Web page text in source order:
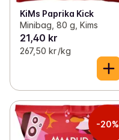
KiMs Paprika Kick
Minibag, 80 g, Kims
21,40 kr
267,50 kr /kg
-20%